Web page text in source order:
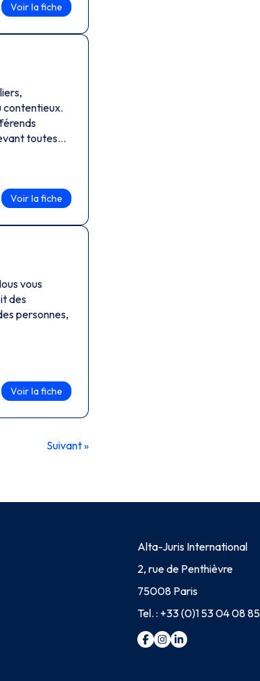
Voir la fiche
contentieux.
toutes
Voir la fiche
vous
des
personnes,
Voir la fiche
Suivant »
Alta-Juris International
2, rue de Penthièvre
75008 Paris
Tel. : +33 (0)1 53 04 08 85